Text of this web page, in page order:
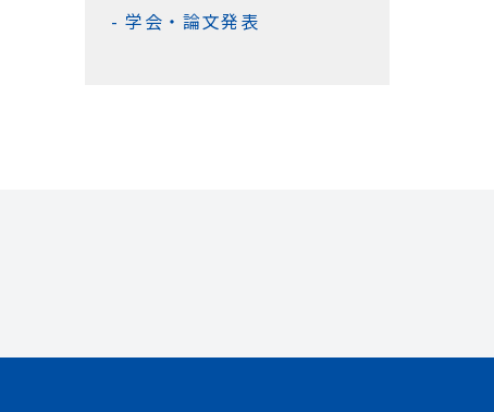
学会・論文発表